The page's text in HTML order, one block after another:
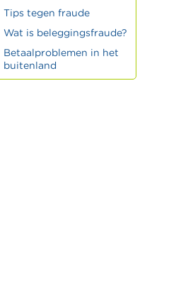
Tips tegen fraude
Wat is beleggingsfraude?
Betaalproblemen in het
buitenland